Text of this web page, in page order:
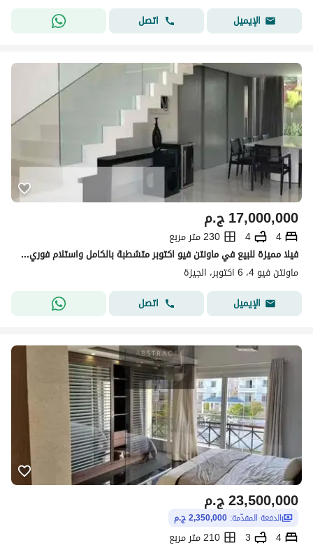
الإيميل
اتصل
ج.م17,000,000
4
4
230 متر مربع
فيلا مميزة للبيع في ماونتن فيو اكتوبر متشطبة بالكامل واستلام فوري ع المفتاح
ماونتن فيو 4، 6 اكتوبر، الجيزة
الإيميل
اتصل
ج.م23,500,000
الدفعة المقدّمة: 2,350,000 ج.م
4
3 210 متر مربع